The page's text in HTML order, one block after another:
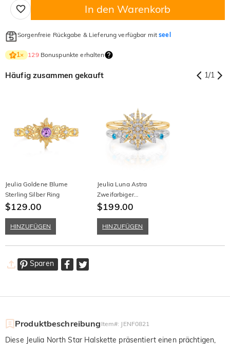
In den Warenkorb
Sorgenfreie Rückgabe & Lieferung verfügbar mitseel
1× 129Bonuspunkte erhalten
Häufig zusammen gekauft 1/1
Jeulia Goldene Blume
Sterling Silber Ring
$129.00
HINZUFÜGEN
Jeulia Luna Astra
Zweifarbiger
Sternenausbruch Puzzle
$199.00
HINZUFÜGEN
Sparen
Produktbeschreibung Item#: JENF0821
Diese Jeulia North Star Halskette präsentiert einen prächtigen,